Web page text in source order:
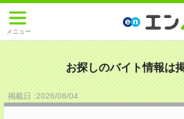
メニュー
お探しのバイト情報は
掲載日 :2026/08/04